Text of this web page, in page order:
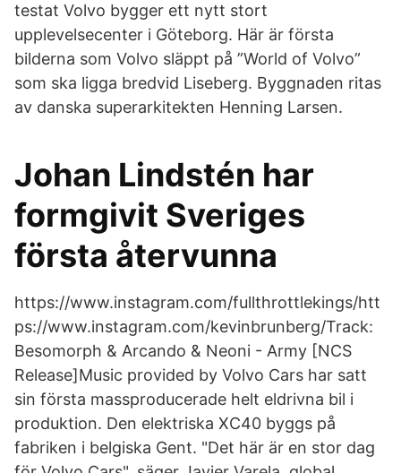
testat Volvo bygger ett nytt stort
upplevelsecenter i Göteborg. Här är första
bilderna som Volvo släppt på ”World of Volvo”
som ska ligga bredvid Liseberg. Byggnaden ritas
av danska superarkitekten Henning Larsen.
Johan Lindstén har
formgivit Sveriges
första återvunna
https://www.instagram.com/fullthrottlekings/htt
ps://www.instagram.com/kevinbrunberg/Track:
Besomorph & Arcando & Neoni - Army [NCS
Release]Music provided by Volvo Cars har satt
sin första massproducerade helt eldrivna bil i
produktion. Den elektriska XC40 byggs på
fabriken i belgiska Gent. "Det här är en stor dag